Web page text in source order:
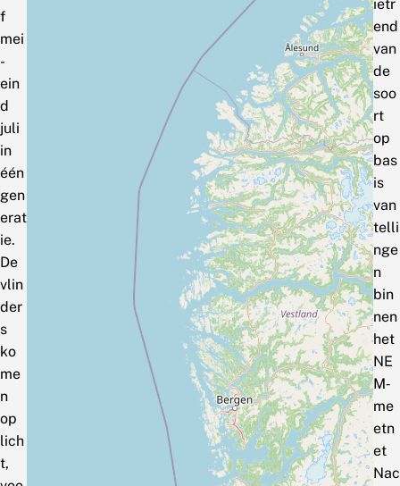
f
mei
-
ein
d
juli
in
één
gen
erat
ie.
De
vlin
der
s
ko
me
n
op
lich
t,
ietr
end
van
de
soo
rt
op
bas
is
van
telli
nge
n
bin
nen
het
NE
M‑
me
etn
et
Nac